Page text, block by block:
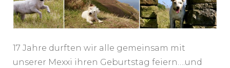
17 Jahre durften wir alle gemeinsam mit
unserer Mexxi ihren Geburtstag feiern….und